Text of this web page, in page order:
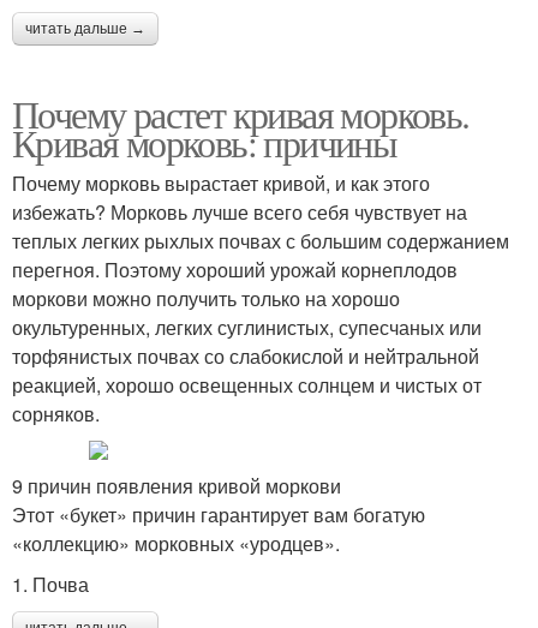
читать дальше →
Почему растет кривая морковь.
Кривая морковь: причины
Почему морковь вырастает кривой, и как этого
избежать? Морковь лучше всего себя чувствует на
теплых легких рыхлых почвах с большим содержанием
перегноя. Поэтому хороший урожай корнеплодов
моркови можно получить только на хорошо
окультуренных, легких суглинистых, супесчаных или
торфянистых почвах со слабокислой и нейтральной
реакцией, хорошо освещенных солнцем и чистых от
сорняков.
9 причин появления кривой моркови
Этот «букет» причин гарантирует вам богатую
«коллекцию» морковных «уродцев».
1. Почва